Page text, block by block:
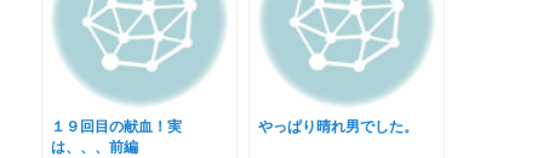
１９回目の献血！実
は、、、前編
やっぱり晴れ男でした。